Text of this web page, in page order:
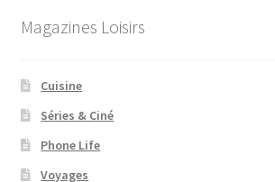
Magazines Loisirs
Cuisine
Séries & Ciné
Phone Life
Voyages